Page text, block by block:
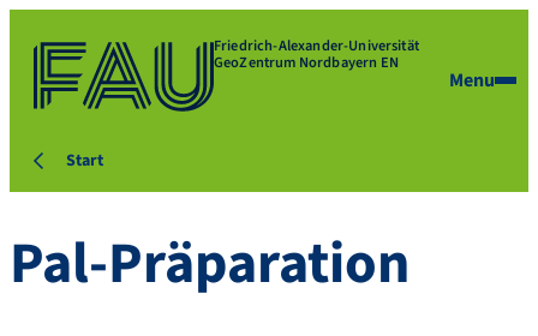
Friedrich-Alexander-Universität
GeoZentrum Nordbayern EN
Menu
Start
Pal-Präparation